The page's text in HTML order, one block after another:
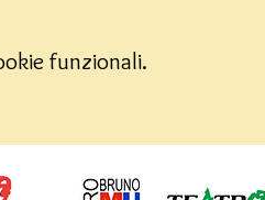
funzionali.